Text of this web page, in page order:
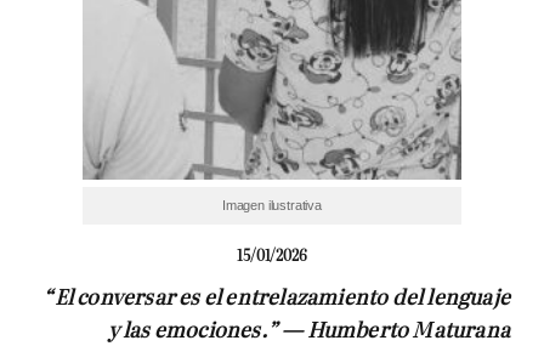
Imagen ilustrativa
15/01/2026
“El conversar es el entrelazamiento del lenguaje
y las emociones.” — Humberto Maturana